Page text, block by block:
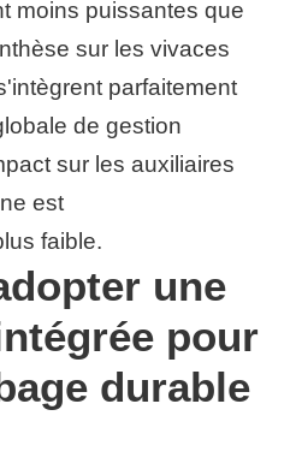
moins puissantes que
sur les vivaces
parfaitement
de gestion
sur les auxiliaires
est
faible.
une
pour
durable